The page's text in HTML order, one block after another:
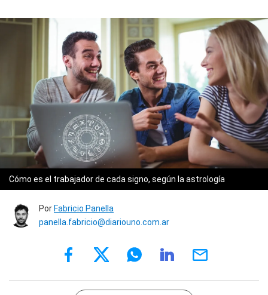
Cómo es el trabajador de cada signo, según la astrología
Por Fabricio Panella
panella.fabricio@diariouno.com.ar